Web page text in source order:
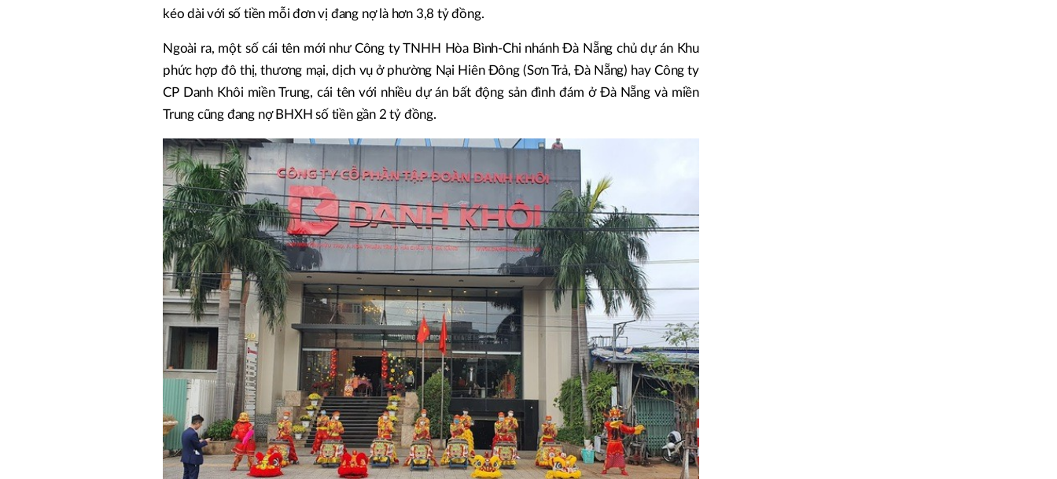
kéo dài với số tiền mỗi đơn vị đang nợ là hơn 3,8 tỷ đồng.
Ngoài ra, một số cái tên mới như Công ty TNHH Hòa Bình-Chi nhánh Đà Nẵng chủ dự án Khu
phức hợp đô thị, thương mại, dịch vụ ở phường Nại Hiên Đông (Sơn Trả, Đà Nẵng) hay Công ty
CP Danh Khôi miền Trung, cái tên với nhiều dự án bất động sản đình đám ở Đà Nẵng và miền
Trung cũng đang nợ BHXH số tiền gần 2 tỷ đồng.